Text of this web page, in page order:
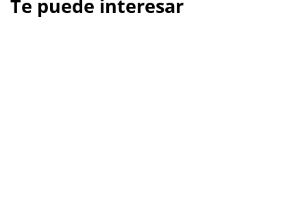
Te puede interesar